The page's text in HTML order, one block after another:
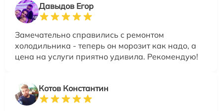
Давыдов Егор
Замечательно справились с ремонтом
холодильника - теперь он морозит как надо, а
цена на услуги приятно удивила. Рекомендую!
Котов Константин